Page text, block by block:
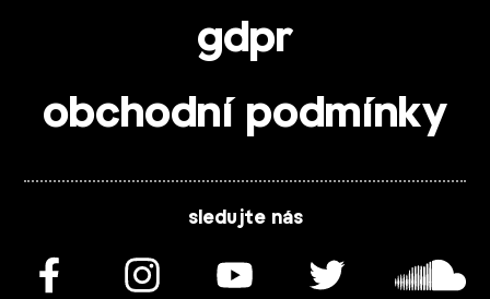
gdpr
obchodní podmínky
sledujte nás